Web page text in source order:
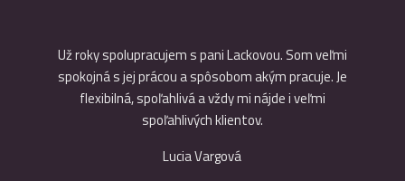
Už roky spolupracujem s pani Lackovou. Som veľmi
spokojná s jej prácou a spôsobom akým pracuje. Je
flexibilná, spoľahlivá a vždy mi nájde i veľmi
spoľahlivých klientov.
Lucia Vargová